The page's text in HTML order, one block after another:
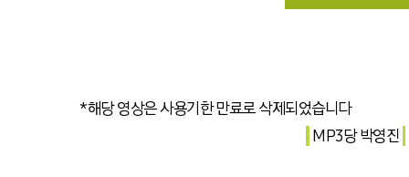
*해당 영상은 사용기한 만료로 삭제되었습니다
MP3당 박영진